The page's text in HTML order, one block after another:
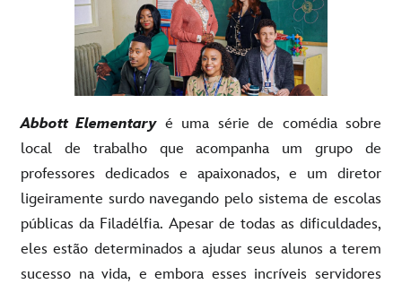
Abbott Elementaryé uma série de comédia sobre
local de trabalho que acompanha um grupo de
professores dedicados e apaixonados, e um diretor
ligeiramente surdo navegando pelo sistema de escolas
públicas da Filadélfia. Apesar de todas as dificuldades,
eles estão determinados a ajudar seus alunos a terem
sucesso na vida, e embora esses incríveis servidores